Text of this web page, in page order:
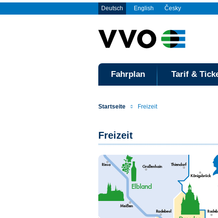
Deutsch English Česky
Fahrplan Tarif &
Startseite Freizeit
Freizeit